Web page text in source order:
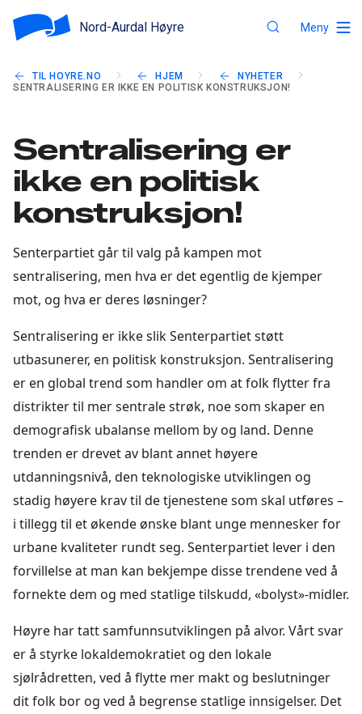
Nord-Aurdal Høyre Meny
TIL HOYRE.NO HJEM
NYHETER
SENTRALISERING ER IKKE EN POLITISK KONSTRUKSJON!
Sentralisering er
ikke en politisk
konstruksjon!
Senterpartiet går til valg på kampen mot
sentralisering, men hva er det egentlig de kjemper
mot, og hva er deres løsninger?
Sentralisering er ikke slik Senterpartiet støtt
utbasunerer, en politisk konstruksjon. Sentralisering
er en global trend som handler om at folk flytter fra
distrikter til mer sentrale strøk, noe som skaper en
demografisk ubalanse mellom by og land. Denne
trenden er drevet av blant annet høyere
utdanningsnivå, den teknologiske utviklingen og
stadig høyere krav til de tjenestene som skal utføres –
i tillegg til et økende ønske blant unge mennesker for
urbane kvaliteter rundt seg. Senterpartiet lever i den
forvillelse at man kan bekjempe disse trendene ved å
fornekte dem og med statlige tilskudd, «bolyst»-midler.
Høyre har tatt samfunnsutviklingen på alvor. Vårt svar
er å styrke lokaldemokratiet og den lokale
sjølrådretten, ved å flytte mer makt og beslutninger
dit folk bor og ved å begrense statlige innsigelser. Det